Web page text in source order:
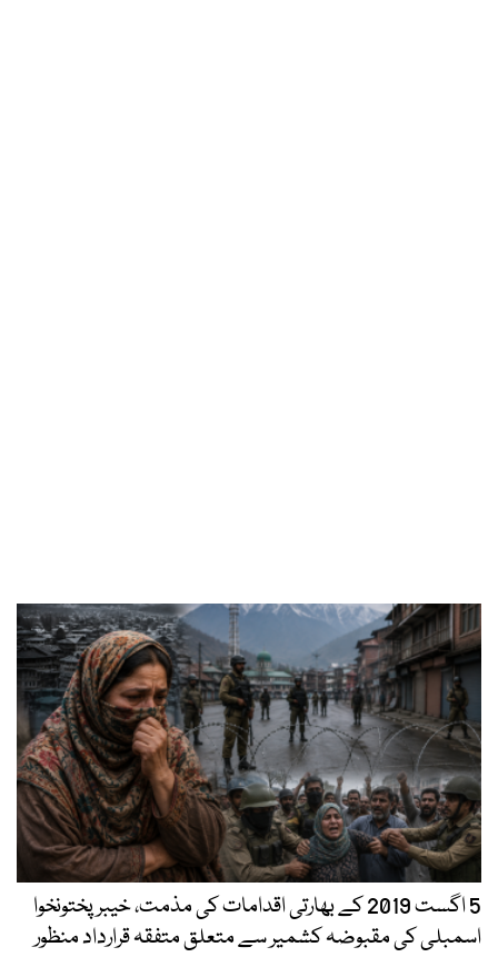
5 اگست 2019 کے بھارتی اقدامات کی مذمت، خیبرپختونخوا
اسمبلی کی مقبوضہ کشمیر سے متعلق متفقہ قرارداد منظور